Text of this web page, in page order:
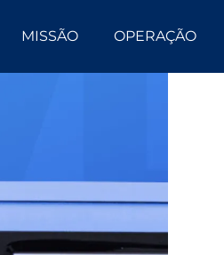
MISSÃO OPERAÇÃO